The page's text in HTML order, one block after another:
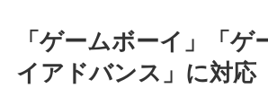
「ゲームボーイ」「
イアドバンス」に対応